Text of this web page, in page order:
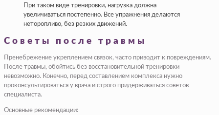
При таком виде тренировки, нагрузка должна
увеличиваться постепенно. Все упражнения делаются
неторопливо, без резких движений.
Советы после травмы
Пренебрежение укреплением связок, часто приводит к повреждениям.
После травмы, обойтись без восстановительной тренировки
невозможно. Конечно, перед составлением комплекса нужно
проконсультироваться у врача и строго придерживаться советов
специалиста.
Основные рекомендации: